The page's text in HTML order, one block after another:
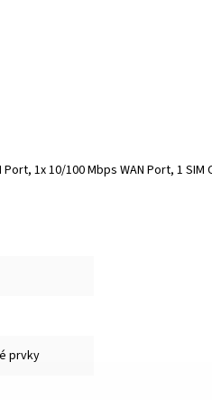
1x 10/100 Mbps WAN Port, 1 SIM
prvky